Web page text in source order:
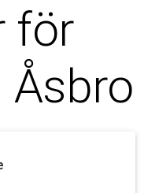
för
Åsbro